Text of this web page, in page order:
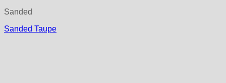
Sanded
Sanded Taupe